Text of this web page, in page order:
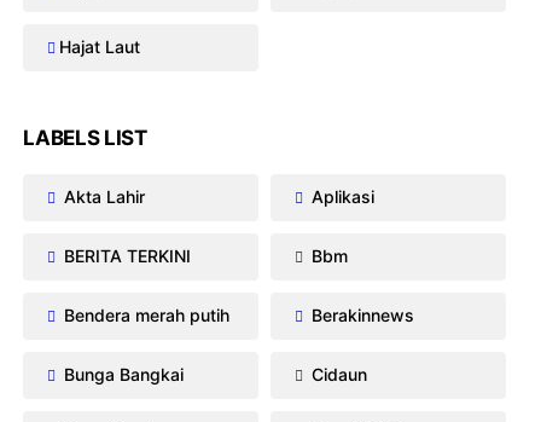
Hajat Laut
LABELS LIST
Akta Lahir Aplikasi
BERITA TERKINI Bbm
Bendera merah putih Berakinnews
Bunga Bangkai Cidaun